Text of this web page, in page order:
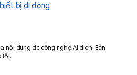
bị di động
nội dung do công nghệ AI dịch. Bản
lỗi.